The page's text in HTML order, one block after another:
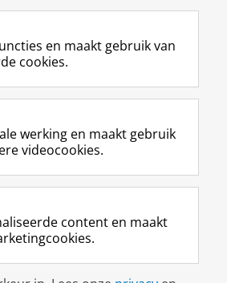
RUG
F
a
e
b
o
p
a
i
L
i
k
e
I
-
p
g
R
S
-
f
e
R
k
I
n
t
r
m
c
Y
o
T
e
k
a
en maakt gebruik van
cookies.
werking en maakt gebruik
videocookies.
content en maakt